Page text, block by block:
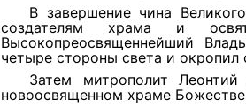
В завершение чина
создателям храма и
Высокопреосвященнейший
четыре стороны света и окропил
Затем митрополит
новоосвященном храме